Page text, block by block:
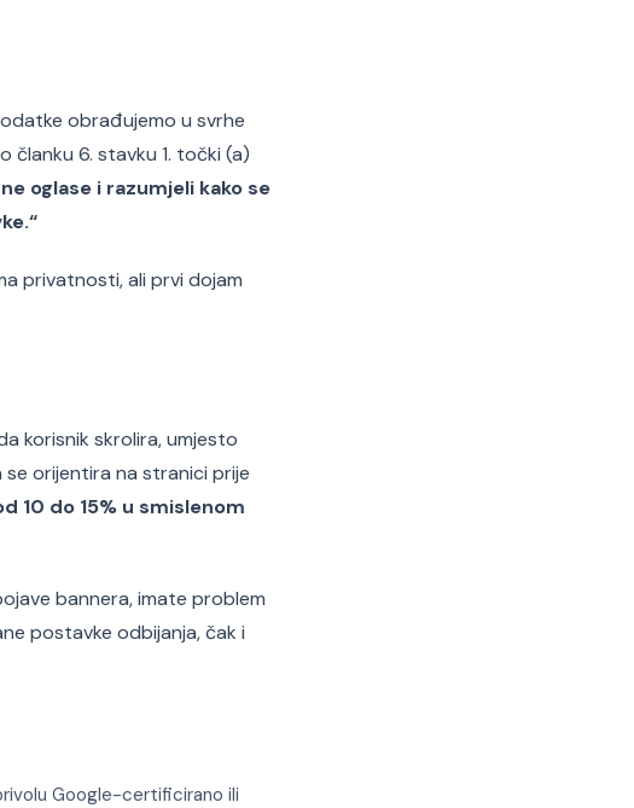
obrađujemo u svrhe
članku 6. stavku 1. točki (a)
oglase i razumjeli kako se
privatnosti, ali prvi dojam
korisnik skrolira, umjesto
orijentira na stranici prije
10 do 15% u smislenom
bannera, imate problem
postavke odbijanja, čak i
Google-certificirano ili